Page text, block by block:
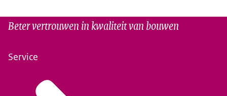
Beter vertrouwen in kwaliteit van bouwen
Service